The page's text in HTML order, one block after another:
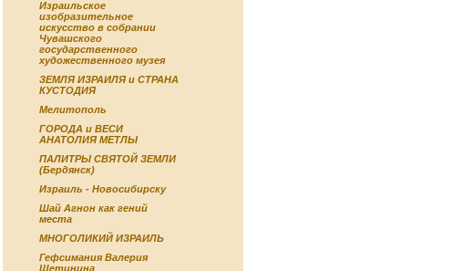
Израильское
изобразительное
искусство в собрании
Чувашского
государственного
художественного музея
ЗЕМЛЯ ИЗРАИЛЯ и СТРАНА
КУСТОДИЯ
Мелитополь
ГОРОДА и ВЕСИ
АНАТОЛИЯ МЕТЛЫ
ПАЛИТРЫ СВЯТОЙ ЗЕМЛИ
(Бердянск)
Израиль - Новосибирску
Шай Агнон как гений
места
МНОГОЛИКИЙ ИЗРАИЛЬ
Гефсимания Валерия
Щетинина